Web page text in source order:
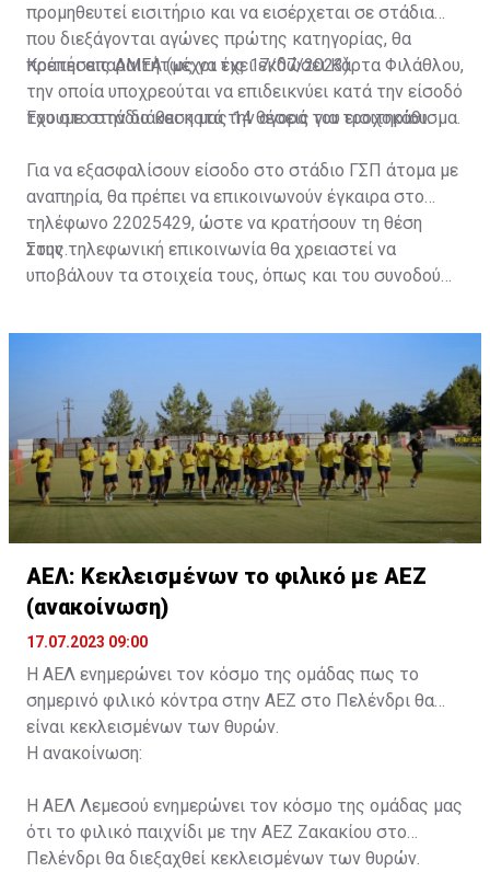
προμηθευτεί εισιτήριο και να εισέρχεται σε στάδια
που διεξάγονται αγώνες πρώτης κατηγορίας, θα
πρέπει απαραιτήτως να έχει εκδώσει Κάρτα Φιλάθλου,
την οποία υποχρεούται να επιδεικνύει κατά την είσοδό
του στο στάδιο και κατά την αγορά του εισιτηρίου.
Κρατήσεις ΑΜΕΑ (μέχρι τις 17/07/2023)
Έχουμε στην διάθεση μας 14 θέσεις για τροχοκάθισμα.
Για να εξασφαλίσουν είσοδο στο στάδιο ΓΣΠ άτομα με
αναπηρία, θα πρέπει να επικοινωνούν έγκαιρα στο
τηλέφωνο 22025429, ώστε να κρατήσουν τη θέση
τους.
Στην τηλεφωνική επικοινωνία θα χρειαστεί να
υποβάλουν τα στοιχεία τους, όπως και του συνοδού
ΑΕΛ: Κεκλεισμένων το φιλικό με ΑΕΖ
(ανακοίνωση)
17.07.2023 09:00
Η ΑΕΛ ενημερώνει τον κόσμο της ομάδας πως το
σημερινό φιλικό κόντρα στην ΑΕΖ στο Πελένδρι θα
είναι κεκλεισμένων των θυρών.
Η ανακοίνωση:
Η ΑΕΛ Λεμεσού ενημερώνει τον κόσμο της ομάδας μας
ότι το φιλικό παιχνίδι με την ΑΕΖ Ζακακίου στο
Πελένδρι θα διεξαχθεί κεκλεισμένων των θυρών.